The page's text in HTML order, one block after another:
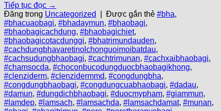
Tiếp tục đọc →
Đăng trong Uncategorized Được gắn thẻ #bha,
#bhacuaobagi, #bhadaymun, #bhaobagi,
#bhaobagicachdung, #bhaobagichiet,
#bhaobagicotacdunggi, #bhatrimundauden,
#cachdungbhavaretinolchonguoimoibatdau,
#cachsudungbhaobagi, #cachtrimunan, #cachxaibhaobagi,
#chamsocda, #choconbucodungduocbhaobagikhong,
#clenziderm, #clenzidermmd, #congdungbha,
#congdungbhaobagi, #congdungcuabhaobagi, #dadau,
#damun, #dungdichbhaobagi, #duocmypham, #giammun,
#lamdep, #lamsach, #lamsachda, #lamsachdamat, #munan,